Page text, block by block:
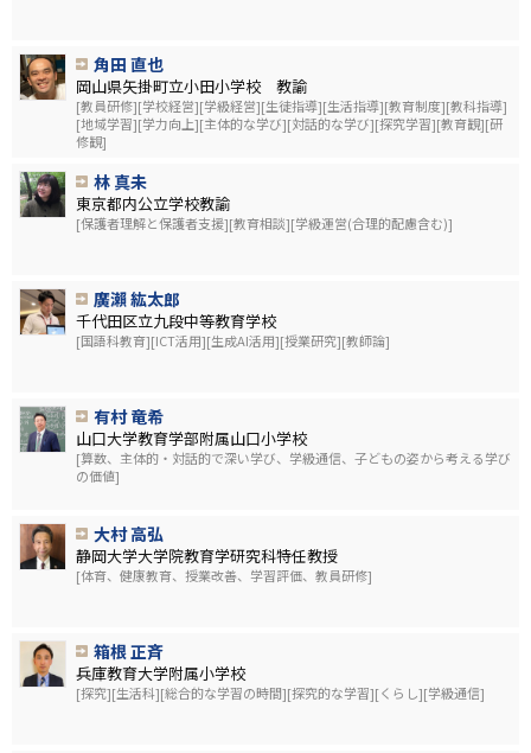
角田 直也
岡山県矢掛町立小田小学校 教諭
[教員研修][学校経営][学級経営][生徒指導][生活指導][教育制度][教科指導]
[地域学習][学力向上][主体的な学び][対話的な学び][探究学習][教育観][研
修観]
林 真未
東京都内公立学校教諭
[保護者理解と保護者支援][教育相談][学級運営(合理的配慮含む)]
廣瀨 紘太郎
千代田区立九段中等教育学校
[国語科教育][ICT活用][生成AI活用][授業研究][教師論]
有村 竜希
山口大学教育学部附属山口小学校
[算数、主体的・対話的で深い学び、学級通信、子どもの姿から考える学び
の価値]
大村 高弘
静岡大学大学院教育学研究科特任教授
[体育、健康教育、授業改善、学習評価、教員研修]
箱根 正斉
兵庫教育大学附属小学校
[探究][生活科][総合的な学習の時間][探究的な学習][くらし][学級通信]